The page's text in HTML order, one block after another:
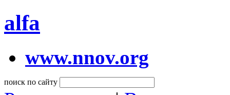
alfa
www.nnov.org
поиск по сайту